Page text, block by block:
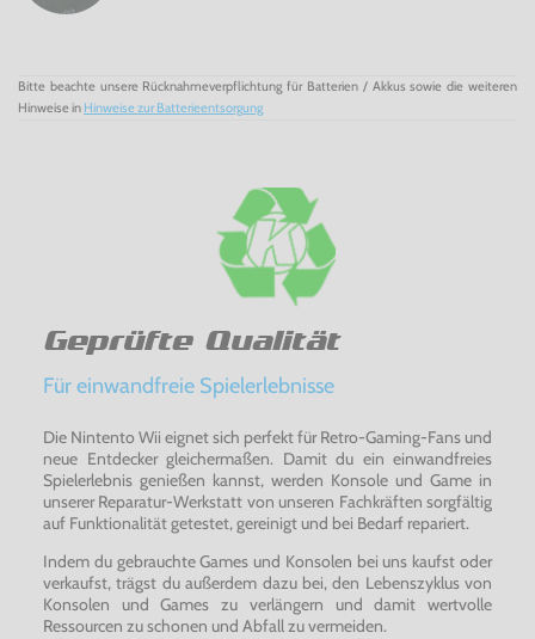
Bitte beachte unsere Rücknahmeverpflichtung für Batterien / Akkus sowie die weiteren
Hinweise in Hinweise zur Batterieentsorgung
Geprüfte Qualität
Für einwandfreie Spielerlebnisse
Die Nintento Wii eignet sich perfekt für Retro-Gaming-Fans und
neue Entdecker gleichermaßen. Damit du ein einwandfreies
Spielerlebnis genießen kannst, werden Konsole und Game in
unserer Reparatur-Werkstatt von unseren Fachkräften sorgfältig
auf Funktionalität getestet, gereinigt und bei Bedarf repariert.
Indem du gebrauchte Games und Konsolen bei uns kaufst oder
verkaufst, trägst du außerdem dazu bei, den Lebenszyklus von
Konsolen und Games zu verlängern und damit wertvolle
Ressourcen zu schonen und Abfall zu vermeiden.